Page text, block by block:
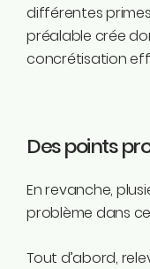
différentes
préalable crée
concrétisation
Des points
En revanche,
problème dans
Tout d’abord,